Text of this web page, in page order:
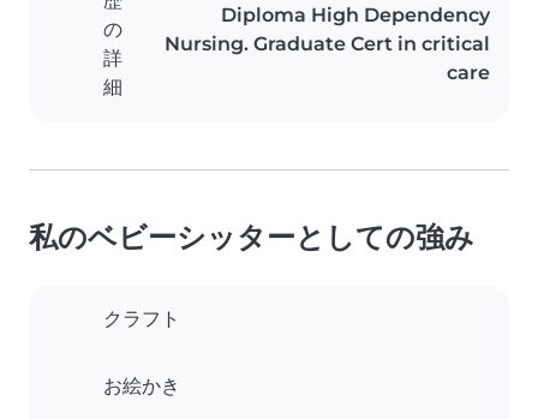
の
詳
細
Diploma High Dependency
Nursing. Graduate Cert in critical
care
私のベビーシッターとしての強み
クラフト
お絵かき